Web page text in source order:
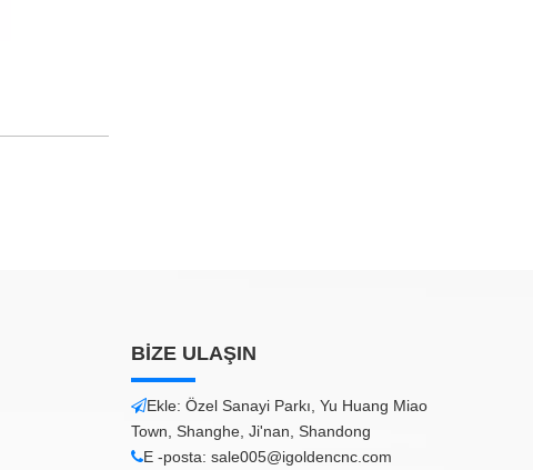
BİZE ULAŞIN
Ekle: Özel Sanayi Parkı, Yu Huang Miao
Town, Shanghe, Ji'nan, Shandong
E -posta: sale005@igoldencnc.com